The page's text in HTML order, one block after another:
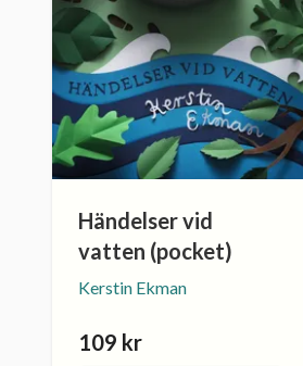
Händelser vid
vatten (pocket)
Kerstin Ekman
109 kr